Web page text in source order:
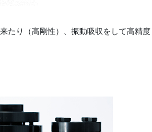
たり（高剛性）、振動吸収をして高精